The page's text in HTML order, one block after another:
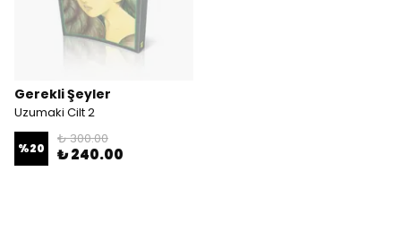
Gerekli Şeyler
Uzumaki Cilt 2
%20
₺ 300.00
₺ 240.00